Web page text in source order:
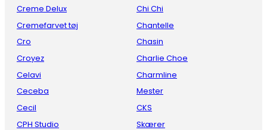
Creme Delux
Cremefarvet tøj
Cro
Croyez
Celavi
Ceceba
Cecil
CPH Studio
Chi Chi
Chantelle
Chasin
Charlie Choe
Charmline
Mester
CKS
Skærer